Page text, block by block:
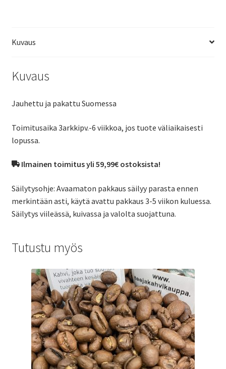
Kuvaus
Kuvaus
Jauhettu ja pakattu Suomessa
Toimitusaika 3arkkipv.-6 viikkoa, jos tuote väliaikaisesti
lopussa.
Ilmainen toimitus yli 59,99€ ostoksista!
Säilytysohje: Avaamaton pakkaus säilyy parasta ennen
merkintään asti, käytä avattu pakkaus 3-5 viikon kuluessa.
Säilytys viileässä, kuivassa ja valolta suojattuna.
Tutustu myös